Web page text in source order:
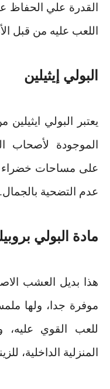
القدرة علي الحفاظ
اللعب عليه من قبل
البولي إيثيلين
يعتبر البولي
الموجودة لأصحاب
على مساحات
عدم التضحية بالجمال.
مادة البولي
هذا بديل العشب
موفرة جدا، ولها
للعب القوي
المنزلية الداخلية،